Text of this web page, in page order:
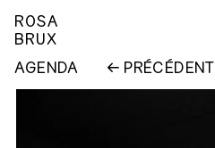
ROSA
BRUX
AGENDA PRÉCÉDENT